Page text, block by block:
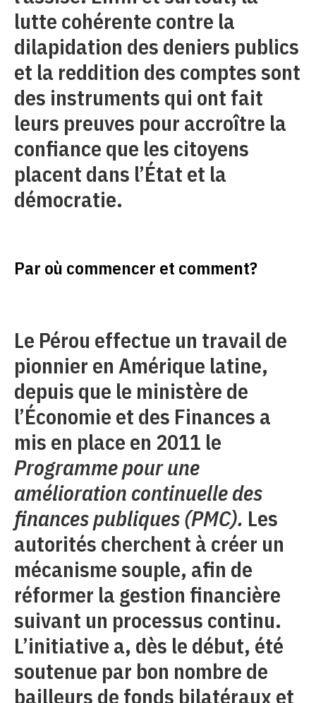
lutte cohérente contre la
dilapidation des deniers publics
et la reddition des comptes sont
des instruments qui ont fait
leurs preuves pour accroître la
confiance que les citoyens
placent dans l’État et la
démocratie.
Par où commencer et comment?
Le Pérou effectue un travail de
pionnier en Amérique latine,
depuis que le ministère de
l’Économie et des Finances a
mis en place en 2011 le
Programme pour une
amélioration continuelle des
finances publiques (PMC). Les
autorités cherchent à créer un
mécanisme souple, afin de
réformer la gestion financière
suivant un processus continu.
L’initiative a, dès le début, été
soutenue par bon nombre de
bailleurs de fonds bilatéraux et